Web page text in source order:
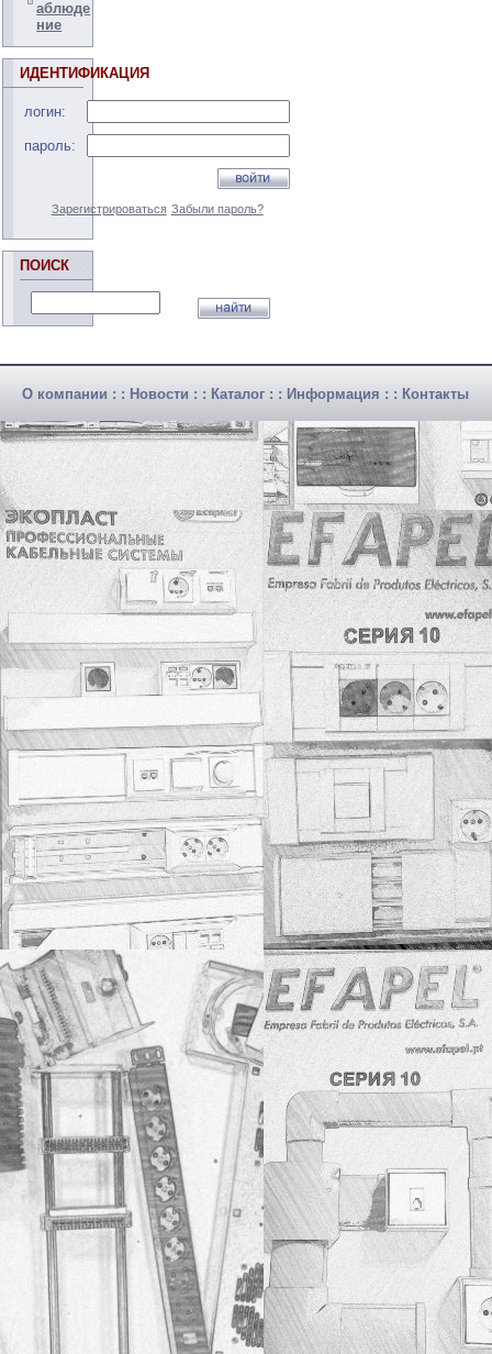
аблюде
ние
ИДЕНТИФИКАЦИЯ
логин:
пароль:
Зарегистрироваться Забыли пароль?
ПОИСК
О компании : : Новости : : Каталог : : Информация : : Контакты